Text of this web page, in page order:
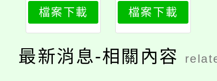
檔案下載 檔案下載
最新消息-相關內容